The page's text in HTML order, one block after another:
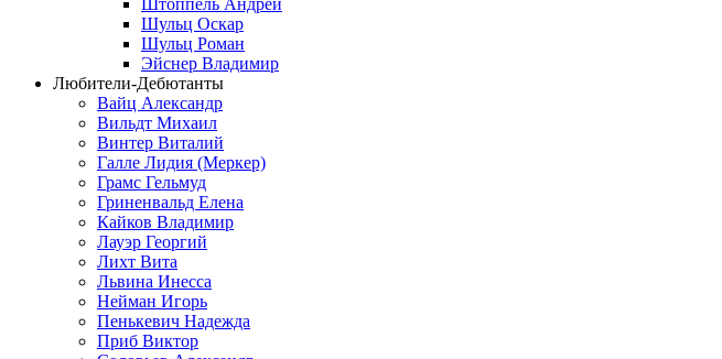
Штоппель Андрей
Шульц Оскар
Шульц Роман
Эйснер Владимир
Любители-Дебютанты
Вайц Александр
Вильдт Михаил
Винтер Виталий
Галле Лидия (Меркер)
Грамс Гельмуд
Гриненвальд Елена
Кайков Владимир
Лауэр Георгий
Лихт Вита
Львина Инесса
Нейман Игорь
Пенькевич Надежда
Приб Виктор